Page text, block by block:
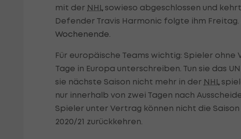
mit der NHLsowieso abgeschlossen und
Defender Travis Harmonic folgte ihm Freitag.
Wochenende.
Für europäische Teams wichtig: Spieler
Tage in Europa unterschreiben. Tun sie das
sie nächste Saison nicht mehr in der NHL
nur innerhalb von zwei Tagen nach
Spieler unter Vertrag können nicht die
2020/21 zurückkehren.